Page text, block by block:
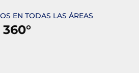
EN TODAS LAS ÁREAS